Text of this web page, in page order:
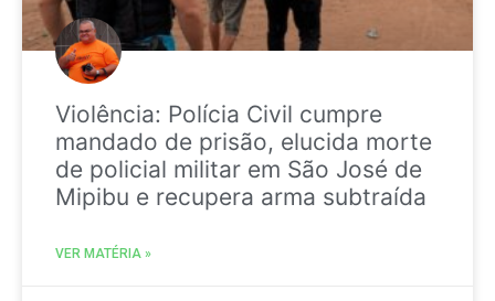
Violência: Polícia Civil cumpre
mandado de prisão, elucida morte
de policial militar em São José de
Mipibu e recupera arma subtraída
VER MATÉRIA »